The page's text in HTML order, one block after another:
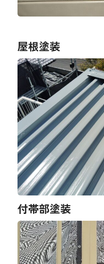
屋根塗装
付帯部塗装